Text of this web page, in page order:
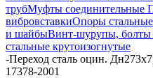
трубМуфты
вибровставкиОпоры стальные
и шайбыВинт-шурупы, болты
стальные крутоизогнутые
-Переход сталь оцин.
17378-2001